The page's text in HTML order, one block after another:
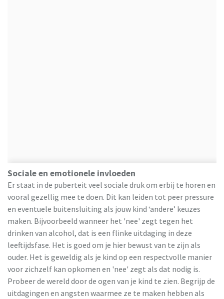
Sociale en emotionele invloeden
Er staat in de puberteit veel sociale druk om erbij te horen en
vooral gezellig mee te doen. Dit kan leiden tot peer pressure
en eventuele buitensluiting als jouw kind ‘andere’ keuzes
maken. Bijvoorbeeld wanneer het 'nee' zegt tegen het
drinken van alcohol, dat is een flinke uitdaging in deze
leeftijdsfase. Het is goed om je hier bewust van te zijn als
ouder. Het is geweldig als je kind op een respectvolle manier
voor zichzelf kan opkomen en 'nee' zegt als dat nodig is.
Probeer de wereld door de ogen van je kind te zien. Begrijp de
uitdagingen en angsten waarmee ze te maken hebben als